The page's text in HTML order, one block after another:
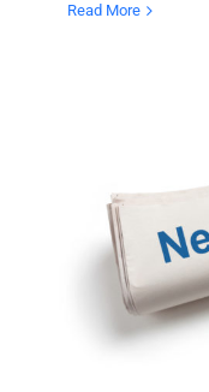
Read More